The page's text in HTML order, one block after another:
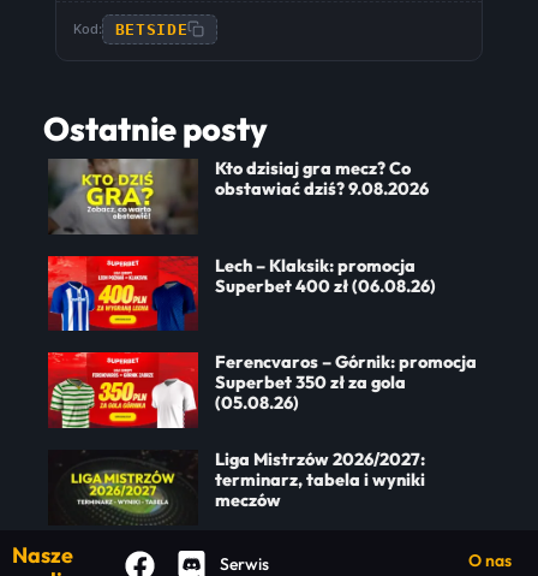
Kod: BETSIDE
Ostatnie posty
Kto dzisiaj gra mecz? Co
obstawiać dziś? 9.08.2026
Lech – Klaksik: promocja
Superbet 400 zł (06.08.26)
Ferencvaros – Górnik: promocja
Superbet 350 zł za gola
(05.08.26)
Liga Mistrzów 2026/2027:
terminarz, tabela i wyniki
meczów
Nasze
Serwis
O nas